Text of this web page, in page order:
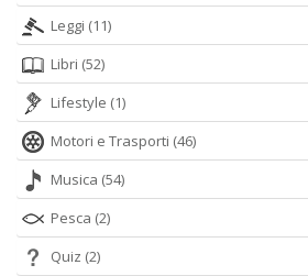
Leggi (11)
Libri (52)
Lifestyle (1)
Motori e Trasporti (46)
Musica (54)
Pesca (2)
Quiz (2)